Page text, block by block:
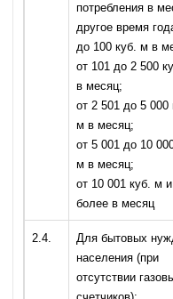
потребления в
другое время
до 100 куб. м в
от 101 до 2 500
в месяц;
от 2 501 до 5 000
м в месяц;
от 5 001 до 10
м в месяц;
от 10 001 куб. м и
более в месяц
2.4.
Для бытовых
населения (при
отсутствии